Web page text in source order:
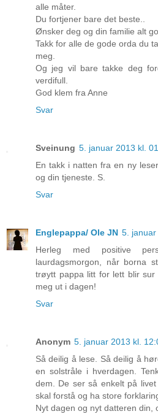
alle måter.
Du fortjener bare det beste..
Ønsker deg og din familie alt
Takk for alle de gode orda du
meg.
Og jeg vil bare takke deg
verdifull.
God klem fra Anne
Svar
Sveinung 5. januar 2013 kl.
En takk i natten fra en ny
og din tjeneste. S.
Svar
Englepappa/ Ole JN 5.
Herleg med positive
laurdagsmorgon, når borna
trøytt pappa litt for lett blir
meg ut i dagen!
Svar
Anonym 5. januar 2013 kl.
Så deilig å lese. Så deilig å
en solstråle i hverdagen.
dem. De ser så enkelt på
skal forstå og ha store
Nyt dagen og nyt datteren din,